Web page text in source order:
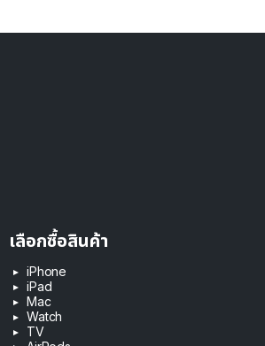
เลือกซื้อสินค้า
iPhone
iPad
Mac
Watch
TV